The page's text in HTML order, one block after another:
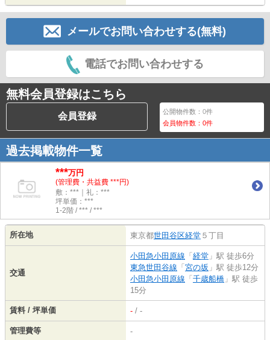
メールでお問い合わせする(無料)
電話でお問い合わせする
無料会員登録はこちら
会員登録 公開物件数：0件
会員物件数：0件
過去掲載物件一覧
***万円
(管理費・共益費 ***円)
敷：***｜礼：***
坪単価：***
1-2階 / *** / ***
所在地 東京都世田谷区経堂 ５丁目
交通
小田急小田原線 「 経堂 」駅 徒歩6分
東急世田谷線 「 宮の坂 」駅 徒歩12分
小田急小田原線 「 千歳船橋 」駅 徒歩
15分
賃料 / 坪単価 - / -
管理費等 -